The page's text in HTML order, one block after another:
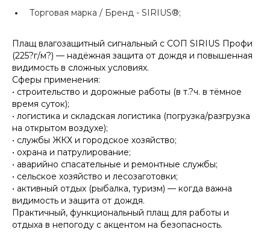
Торговая марка / Бренд - SIRIUS®;
Плащ влагозащитный сигнальный с СОП SIRIUS Профи
(225?г/м?) — надёжная защита от дождя и повышенная
видимость в сложных условиях.
Сферы применения:
• строительство и дорожные работы (в т.?ч. в тёмное
время суток);
• логистика и складская логистика (погрузка/разгрузка
на открытом воздухе);
• службы ЖКХ и городское хозяйство;
• охрана и патрулирование;
• аварийно спасательные и ремонтные службы;
• сельское хозяйство и лесозаготовки;
• активный отдых (рыбалка, туризм) — когда важна
видимость и защита от дождя.
Практичный, функциональный плащ для работы и
отдыха в непогоду с акцентом на безопасность.